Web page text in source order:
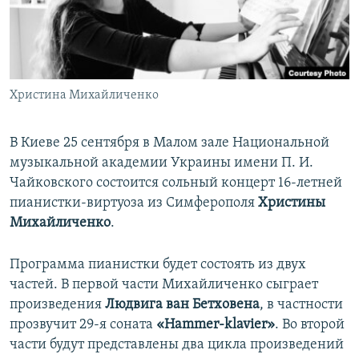
ПОБЕДИТЕЛЕЙ НЕ СУДЯТ?
КРЫМ.НЕПОКОРЕННЫЙ
ELIFBE
УКРАИНСКАЯ ПРОБЛЕМА КРЫМА
ПРИСОЕДИНЯЙТЕСЬ!
Христина Михайличенко
В Киеве 25 сентября в Малом зале Национальной
музыкальной академии Украины имени П. И.
Чайковского состоится сольный концерт 16-летней
пианистки-виртуоза из Симферополя Христины
Михайличенко.
Программа пианистки будет состоять из двух
частей. В первой части Михайличенко сыграет
произведения Людвига ван Бетховена, в частности
прозвучит 29-я соната «Hammer-klavier». Во второй
части будут представлены два цикла произведений